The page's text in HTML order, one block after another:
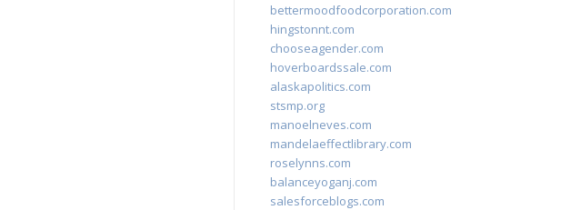
bettermoodfoodcorporation.com
hingstonnt.com
chooseagender.com
hoverboardssale.com
alaskapolitics.com
stsmp.org
manoelneves.com
mandelaeffectlibrary.com
roselynns.com
balanceyoganj.com
salesforceblogs.com